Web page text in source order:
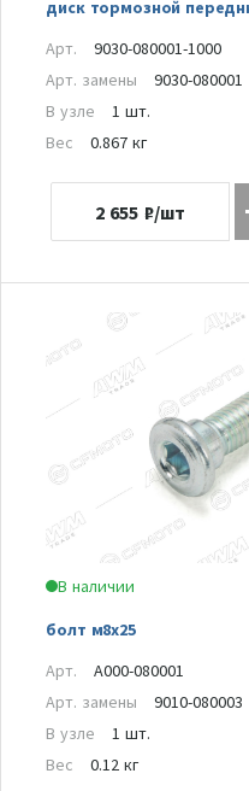
диск тормозной
Арт.
9030-080001-1000
Арт. замены
9030-080001
В узле
1 шт.
Вес
0.867 кг
2 655 ₽/шт
В наличии
болт м8х25
Арт.
A000-080001
Арт. замены
9010-080003
В узле
1 шт.
Вес
0.12 кг